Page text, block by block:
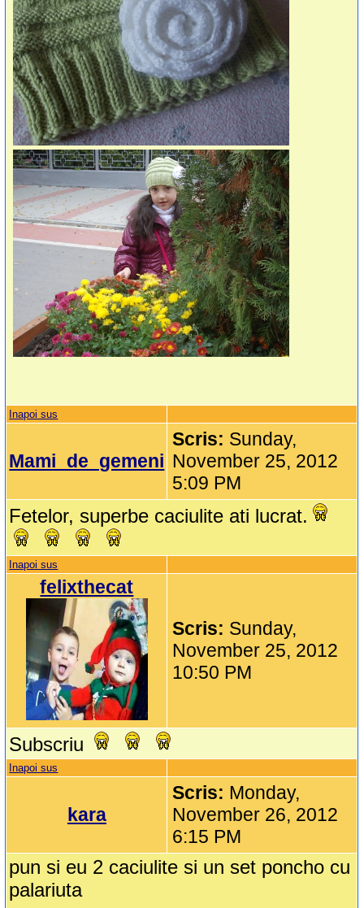
Inapoi sus
Mami_de_gemeni
Scris: Sunday,
November 25, 2012
5:09 PM
Fetelor, superbe caciulite ati lucrat.
Inapoi sus
felixthecat
Scris: Sunday,
November 25, 2012
10:50 PM
Subscriu
Inapoi sus
kara
Scris: Monday,
November 26, 2012
6:15 PM
pun si eu 2 caciulite si un set poncho cu
palariuta